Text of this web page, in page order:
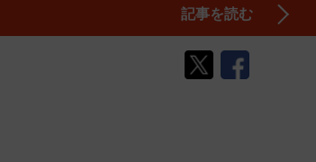
記事を読む